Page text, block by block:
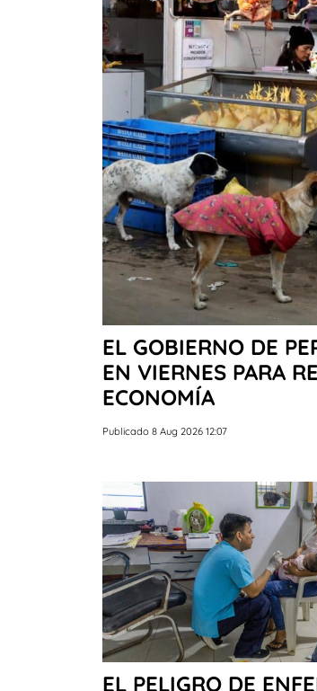
EL GOBIERNO DE
EN VIERNES PARA
ECONOMÍA
Publicado 8 Aug 2026 12:07
EL PELIGRO DE